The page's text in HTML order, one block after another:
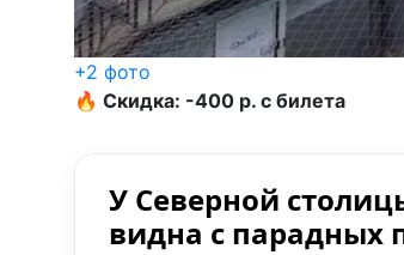
+2 фото
🔥 Скидка: -400 р. с билета
У Северной
видна с парадных